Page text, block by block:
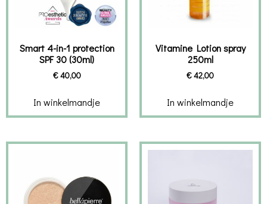
Smart 4-in-1 protection
SPF 30 (30ml)
€40,00
In winkelmandje
Vitamine Lotion spray
250ml
€42,00
In winkelmandje